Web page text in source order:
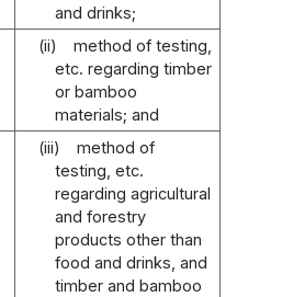
and drinks;
(ii)
method of testing,
etc. regarding timber
or bamboo
materials; and
(iii)
method of
testing, etc.
regarding agricultural
and forestry
products other than
food and drinks, and
timber and bamboo